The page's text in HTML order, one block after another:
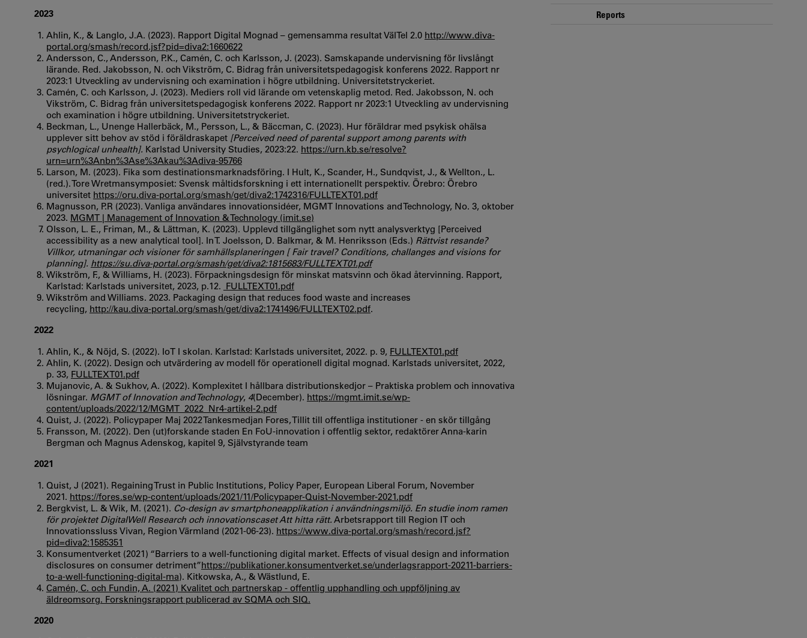
2023
Ahlin, K., & Langlo, J.A. (2023). Rapport Digital Mognad – gemensamma resultat VälTel 2.0 http://www.diva-
portal.org/smash/record.jsf?pid=diva2:1660622
Andersson, C., Andersson, P.K., Camén, C. och Karlsson, J. (2023). Samskapande undervisning för livslångt
lärande. Red. Jakobsson, N. och Vikström, C. Bidrag från universitetspedagogisk konferens 2022. Rapport nr
2023:1 Utveckling av undervisning och examination i högre utbildning. Universitetstryckeriet.
Camén, C. och Karlsson, J. (2023). Mediers roll vid lärande om vetenskaplig metod. Red. Jakobsson, N. och
Vikström, C. Bidrag från universitetspedagogisk konferens 2022. Rapport nr 2023:1 Utveckling av undervisning
och examination i högre utbildning. Universitetstryckeriet.
Beckman, L., Unenge Hallerbäck, M., Persson, L., & Bäccman, C. (2023). Hur föräldrar med psykisk ohälsa
upplever sitt behov av stöd i föräldraskapet [Perceived need of parental support among parents with
psychlogical unhealth]. Karlstad University Studies, 2023:22. https://urn.kb.se/resolve?
urn=urn%3Anbn%3Ase%3Akau%3Adiva-95766
Larson, M. (2023). Fika som destinationsmarknadsföring. I Hult, K., Scander, H., Sundqvist, J., & Wellton., L.
(red.). Tore Wretmansymposiet: Svensk måltidsforskning i ett internationellt perspektiv. Örebro: Örebro
universitet https://oru.diva-portal.org/smash/get/diva2:1742316/FULLTEXT01.pdf
Magnusson, P.R (2023). Vanliga användares innovationsidéer, MGMT Innovations and Technology, No. 3, oktober
2023. MGMT | Management of Innovation & Technology (imit.se)
Olsson, L. E., Friman, M., & Lättman, K. (2023). Upplevd tillgänglighet som nytt analysverktyg [Perceived
accessibility as a new analytical tool]. In T. Joelsson, D. Balkmar, & M. Henriksson (Eds.) Rättvist resande?
Villkor, utmaningar och visioner för samhällsplaneringen [ Fair travel? Conditions, challanges and visions for
planning]. https://su.diva-portal.org/smash/get/diva2:1815683/FULLTEXT01.pdf
Wikström, F., & Williams, H. (2023). Förpackningsdesign för minskat matsvinn och ökad återvinning. Rapport,
Karlstad: Karlstads universitet, 2023, p.12. FULLTEXT01.pdf
Wikström and Williams. 2023. Packaging design that reduces food waste and increases
recycling, http://kau.diva-portal.org/smash/get/diva2:1741496/FULLTEXT02.pdf.
2022
Ahlin, K., & Nöjd, S. (2022). IoT I skolan. Karlstad: Karlstads universitet, 2022. p. 9, FULLTEXT01.pdf
Ahlin, K. (2022). Design och utvärdering av modell för operationell digital mognad. Karlstads universitet, 2022,
p. 33, FULLTEXT01.pdf
Mujanovic, A. & Sukhov, A. (2022). Komplexitet I hållbara distributionskedjor – Praktiska problem och innovativa
lösningar. MGMT of Innovation and Technology, 4(December). https://mgmt.imit.se/wp-
content/uploads/2022/12/MGMT_2022_Nr4-artikel-2.pdf
Quist, J. (2022). Policypaper Maj 2022 Tankesmedjan Fores, Tillit till offentliga institutioner - en skör tillgång
Fransson, M. (2022). Den (ut)forskande staden En FoU-innovation i offentlig sektor, redaktörer Anna-karin
Bergman och Magnus Adenskog, kapitel 9, Självstyrande team
2021
Quist, J (2021). Regaining Trust in Public Institutions, Policy Paper, European Liberal Forum, November
2021. https://fores.se/wp-content/uploads/2021/11/Policypaper-Quist-November-2021.pdf
Bergkvist, L. & Wik, M. (2021). Co-design av smartphoneapplikation i användningsmiljö. En studie inom ramen
för projektet DigitalWell Research och innovationscaset Att hitta rätt. Arbetsrapport till Region IT och
Innovationssluss Vivan, Region Värmland (2021-06-23). https://www.diva-portal.org/smash/record.jsf?
pid=diva2:1585351
Konsumentverket (2021) “Barriers to a well-functioning digital market. Effects of visual design and information
disclosures on consumer detriment”https://publikationer.konsumentverket.se/underlagsrapport-20211-barriers-
to-a-well-functioning-digital-ma). Kitkowska, A., & Wästlund, E.
Camén, C. och Fundin, A. (2021) Kvalitet och partnerskap - offentlig upphandling och uppföljning av
äldreomsorg. Forskningsrapport publicerad av SQMA och SIQ.
2020
Reports